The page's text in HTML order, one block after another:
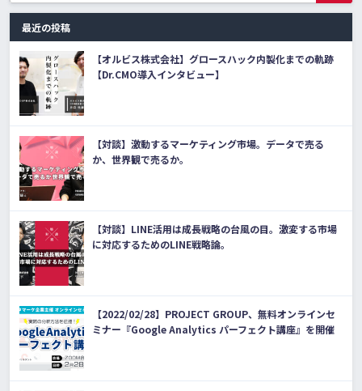
最近の投稿
【オルビス株式会社】グロースハック内製化までの軌跡
【Dr.CMO導入インタビュー】
【対談】激動するマーケティング市場。データで売る
か、世界観で売るか。
【対談】LINE活用は成長戦略の台風の目。激変する市場
に対応するためのLINE戦略論。
【2022/02/28】PROJECT GROUP、無料オンラインセ
ミナー『Google Analytics パーフェクト講座』を開催